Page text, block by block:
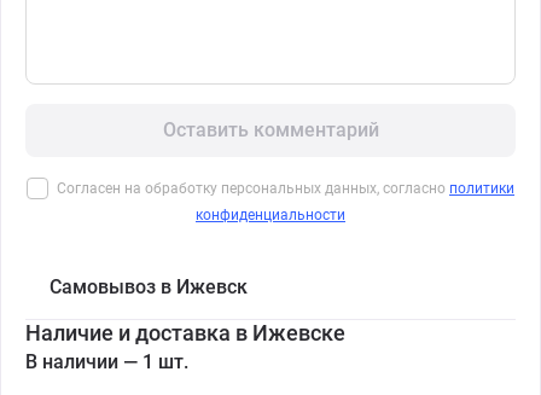
Оставить комментарий
Согласен на обработку персональных данных, согласно политики
конфиденциальности
Самовывоз в Ижевск
Наличие и доставка в Ижевске
В наличии — 1 шт.